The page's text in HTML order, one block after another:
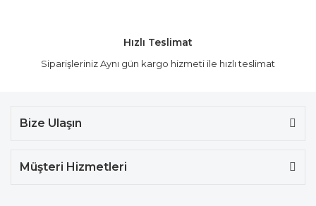
Hızlı Teslimat
Siparişleriniz Aynı gün kargo hizmeti ile hızlı teslimat
Bize Ulaşın
Müşteri Hizmetleri